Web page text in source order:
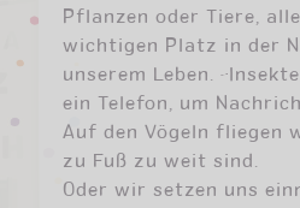
Pflanzen oder Tiere,
wichtigen Platz in der
unserem Leben. -
ein Telefon, um
Auf den Vögeln fliegen
zu Fuß zu weit sind.
Oder wir setzen uns